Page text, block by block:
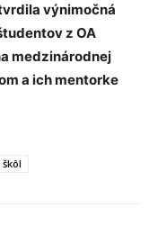
výnimočná
z OA
medzinárodnej
a ich mentorke